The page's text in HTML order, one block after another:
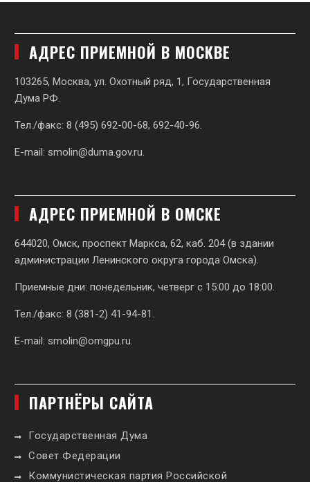
АДРЕС ПРИЕМНОЙ В МОСКВЕ
103265, Москва, ул. Охотный ряд, 1, Государственная
Дума РФ.
Тел./факс: 8 (495) 692-00-68, 692-40-96.
E-mail: smolin@duma.gov.ru
АДРЕС ПРИЕМНОЙ В ОМСКЕ
644020, Омск, проспект Маркса, 62, каб. 204 (в здании
администрации Ленинского округа города Омска).
Приемные дни: понедельник, четверг с 15:00 до 18:00.
Тел./факс: 8 (381-2) 41-94-81.
E-mail: smolin@omgpu.ru
ПАРТНЁРЫ САЙТА
Государственная Дума
Совет Федерации
Коммунистическая партия Российской